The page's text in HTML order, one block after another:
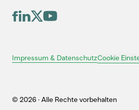
Impressum & DatenschutzCookie
© 2026 · Alle Rechte vorbehalten